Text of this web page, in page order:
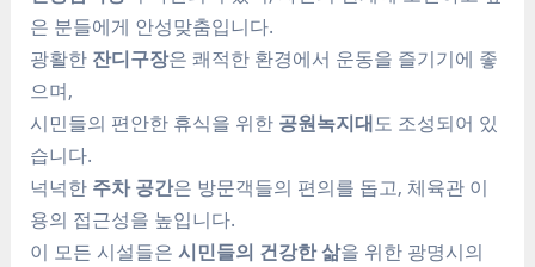
은 분들에게 안성맞춤입니다.
광활한 잔디구장은 쾌적한 환경에서 운동을 즐기기에 좋
으며,
시민들의 편안한 휴식을 위한 공원녹지대도 조성되어 있
습니다.
넉넉한 주차 공간은 방문객들의 편의를 돕고, 체육관 이
용의 접근성을 높입니다.
이 모든 시설들은시민들의 건강한 삶을 위한 광명시의